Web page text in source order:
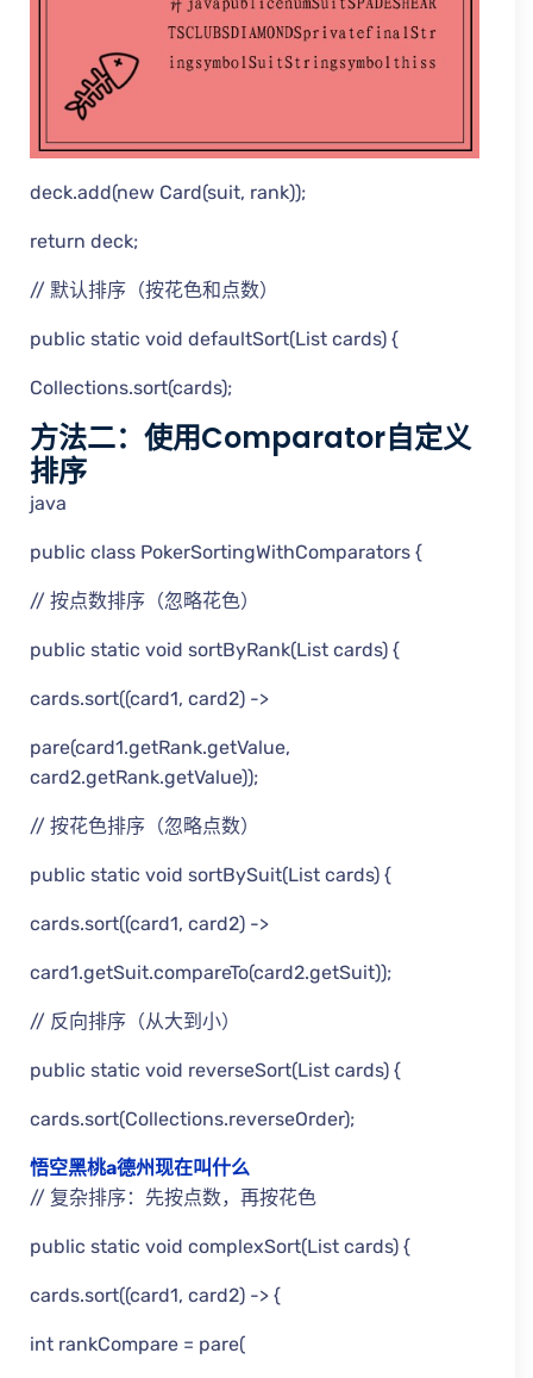
deck.add(new Card(suit, rank));
return deck;
// 默认排序（按花色和点数）
public static void defaultSort(List cards) {
Collections.sort(cards);
方法二：使用Comparator自定义
排序
java
public class PokerSortingWithComparators {
// 按点数排序（忽略花色）
public static void sortByRank(List cards) {
cards.sort((card1, card2) ->
pare(card1.getRank.getValue,
card2.getRank.getValue));
// 按花色排序（忽略点数）
public static void sortBySuit(List cards) {
cards.sort((card1, card2) ->
card1.getSuit.compareTo(card2.getSuit));
// 反向排序（从大到小）
public static void reverseSort(List cards) {
cards.sort(Collections.reverseOrder);
悟空黑桃a德州现在叫什么
// 复杂排序：先按点数，再按花色
public static void complexSort(List cards) {
cards.sort((card1, card2) -> {
int rankCompare = pare(